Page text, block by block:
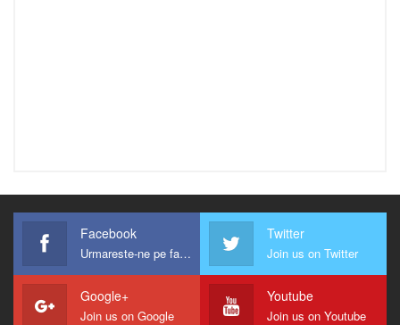
Facebook
Urmareste-ne pe facebook !
Twitter
Join us on Twitter
Google+
Join us on Google
Youtube
Join us on Youtube